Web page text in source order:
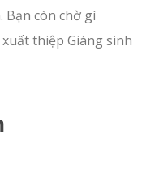
Bạn còn chờ gì
thiệp Giáng sinh